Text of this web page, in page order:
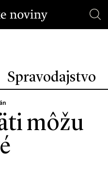
Spravodajstvo
môžu